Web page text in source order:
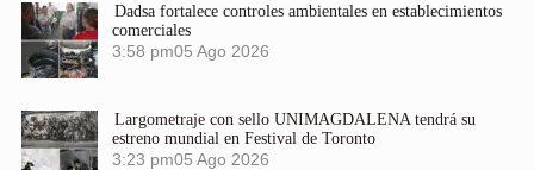
Dadsa fortalece controles ambientales en establecimientos
comerciales
3:58 pm05 Ago 2026
Largometraje con sello UNIMAGDALENA tendrá su
estreno mundial en Festival de Toronto
3:23 pm05 Ago 2026